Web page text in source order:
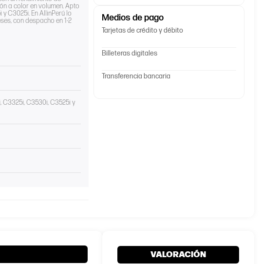
a color en volumen. Apto
C3025i. En AllinPerú lo
con despacho en 1-2
C3325i, C3530i, C3525i y
Medios de pago
Tarjetas de crédito y débito
Billeteras digitales
Transferencia bancaria
VALORACIÓN